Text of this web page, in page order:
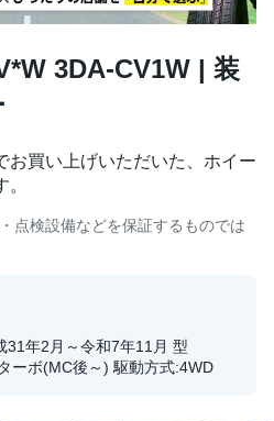
3DA-CV1W | 装
お買い上げいただいた、ホイー
点検設備などを保証するものでは
31年2月～令和7年11月 型
ーボ(MC後～) 駆動方式:4WD